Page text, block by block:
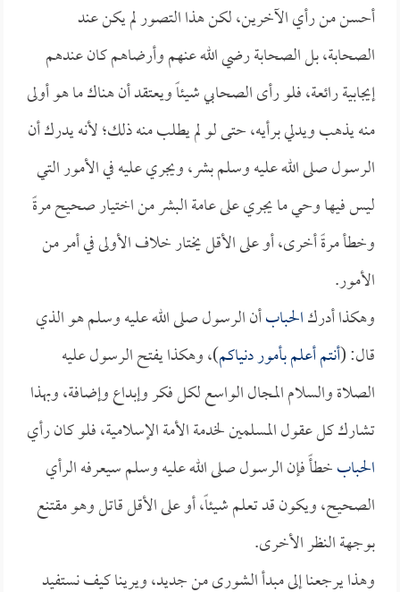
أحسن من رأي الآخرين، لكن هذا التصور لم يكن عند
الصحابة، بل الصحابة رضي الله عنهم وأرضاهم كان عندهم
إيجابية رائعة، فلو رأى الصحابي شيئاً ويعتقد أن هناك ما هو أولى
منه يذهب ويدلي برأيه، حتى لو لم يطلب منه ذلك؛ لأنه يدرك أن
الرسول صلى الله عليه وسلم بشر، ويجري عليه في الأمور التي
ليس فيها وحي ما يجري على عامة البشر من اختيار صحيح مرةً
وخطأ مرةً أخرى، أو على الأقل يختار خلاف الأولى في أمر من
الأمور.
وهكذا أدركالحبابأن الرسول صلى الله عليه وسلم هو الذي
قال: (أنتم أعلم بأمور دنياكم)، وهكذا يفتح الرسول عليه
الصلاة والسلام المجال الواسع لكل فكر وإبداع وإضافة، وبهذا
تشارك كل عقول المسلمين لخدمة الأمة الإسلامية، فلو كان رأي
الحبابخطأً فإن الرسول صلى الله عليه وسلم سيعرفه الرأي
الصحيح، ويكون قد تعلم شيئاً، أو على الأقل قاتل وهو مقتنع
بوجهة النظر الأخرى.
وهذا يرجعنا إلى مبدأ الشورى من جديد، ويرينا كيف نستفيد